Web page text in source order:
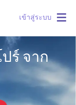
เข้าสู่ระบบ
ร์ จาก